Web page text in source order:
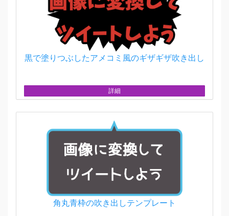
黒で塗りつぶしたアメコミ風のギザギザ吹き出し
詳細
角丸青枠の吹き出しテンプレート